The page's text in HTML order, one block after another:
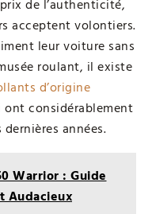
de l’authenticité,
acceptent volontiers.
leur voiture sans
roulant, il existe
d’origine
considérablement
années.
Warrior : Guide
Audacieux